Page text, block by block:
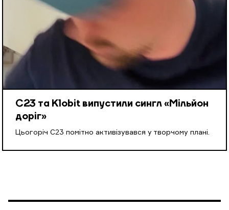
С23 та Klobit випустили сингл «Мільйон
доріг»
Цьогоріч С23 помітно активізувався у творчому плані.